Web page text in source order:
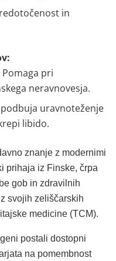
in
Pomaga pri
neravnovesja.
uravnoteženje
libido.
znanje z modernimi
prihaja iz Finske, črpa
gob in zdravilnih
svojih zeliščarskih
medicine (TCM).
postali dostopni
na pomembnost